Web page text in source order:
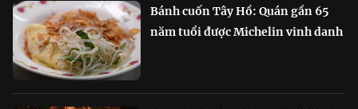
Bánh cuốn Tây Hồ: Quán gần 65
năm tuổi được Michelin vinh danh